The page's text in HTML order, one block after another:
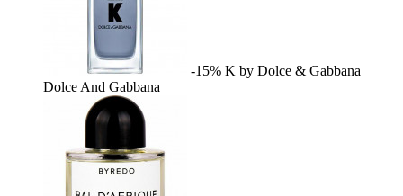
-15% K by Dolce & Gabbana
Dolce And Gabbana